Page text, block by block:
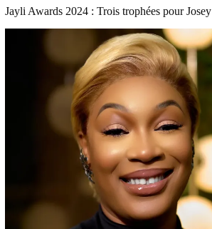
Jayli Awards 2024 : Trois trophées pour Josey